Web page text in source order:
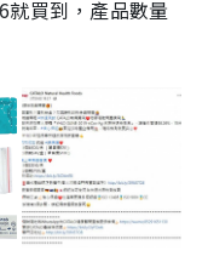
買到，產品數量